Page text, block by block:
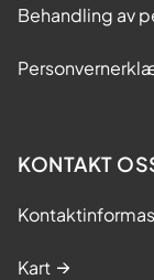
Behandling av
KONTAKT
Kart